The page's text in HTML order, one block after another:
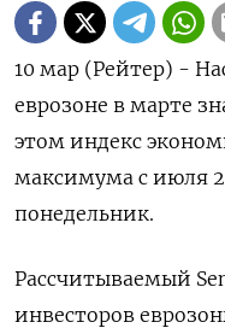
10 мар (Рейтер) -
еврозоне в марте
этом индекс
максимума с июля
понедельник.
Рассчитываемый
инвесторов